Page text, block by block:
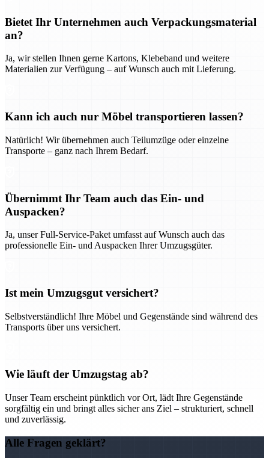
Bietet Ihr Unternehmen auch Verpackungsmaterial
an?
Ja, wir stellen Ihnen gerne Kartons, Klebeband und weitere
Materialien zur Verfügung – auf Wunsch auch mit Lieferung.
Kann ich auch nur Möbel transportieren lassen?
Natürlich! Wir übernehmen auch Teilumzüge oder einzelne
Transporte – ganz nach Ihrem Bedarf.
Übernimmt Ihr Team auch das Ein- und
Auspacken?
Ja, unser Full-Service-Paket umfasst auf Wunsch auch das
professionelle Ein- und Auspacken Ihrer Umzugsgüter.
Ist mein Umzugsgut versichert?
Selbstverständlich! Ihre Möbel und Gegenstände sind während des
Transports über uns versichert.
Wie läuft der Umzugstag ab?
Unser Team erscheint pünktlich vor Ort, lädt Ihre Gegenstände
sorgfältig ein und bringt alles sicher ans Ziel – strukturiert, schnell
und zuverlässig.
Alle Fragen geklärt?